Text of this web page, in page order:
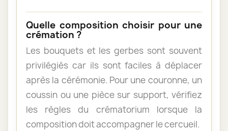
Quelle composition choisir pour une
crémation ?
Les bouquets et les gerbes sont souvent
privilégiés car ils sont faciles à déplacer
après la cérémonie. Pour une couronne, un
coussin ou une pièce sur support, vérifiez
les règles du crématorium lorsque la
composition doit accompagner le cercueil.